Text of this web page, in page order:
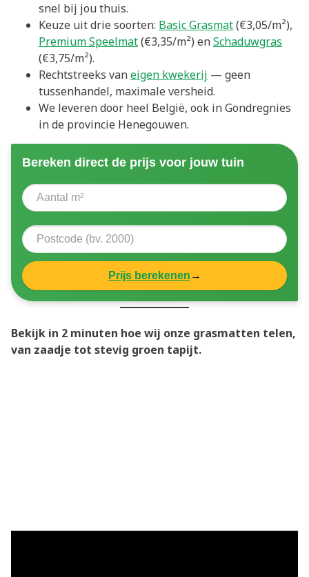
snel bij jou thuis.
Keuze uit drie soorten: Basic Grasmat(€3,05/m²),
Premium Speelmat(€3,35/m²) enSchaduwgras
(€3,75/m²).
Rechtstreeks vaneigen kwekerij — geen
tussenhandel, maximale versheid.
We leveren door heel België, ook in Gondregnies
in de provincie Henegouwen.
Bereken direct de prijs voor jouw tuin
Prijs berekenen →
Bekijk in 2 minuten hoe wij onze grasmatten telen,
van zaadje tot stevig groen tapijt.